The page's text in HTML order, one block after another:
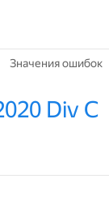
Значения ошибок
Div C